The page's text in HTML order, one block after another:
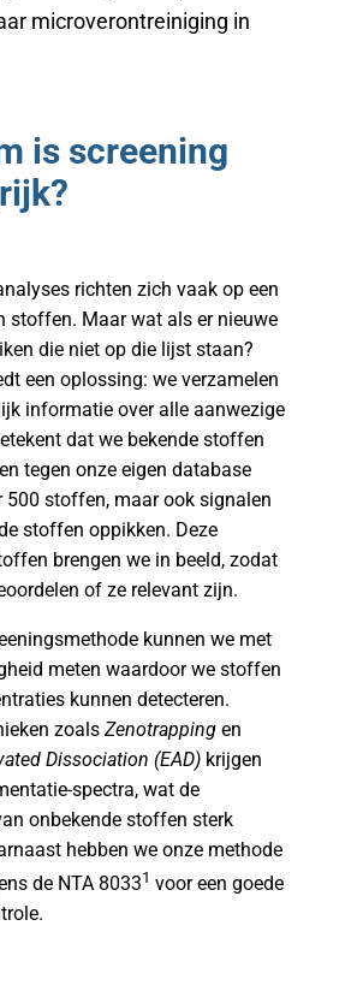
microverontreiniging in
is screening
richten zich vaak op een
stoffen. Maar wat als er nieuwe
die niet op die lijst staan?
een oplossing: we verzamelen
informatie over alle aanwezige
dat we bekende stoffen
tegen onze eigen database
500 stoffen, maar ook signalen
stoffen oppikken. Deze
brengen we in beeld, zodat
of ze relevant zijn.
kunnen we met
meten waardoor we stoffen
kunnen detecteren.
zoalsZenotrapping en
Dissociation (EAD) krijgen
spectra, wat de
onbekende stoffen sterk
hebben we onze methode
de NTA 80331 voor een goede